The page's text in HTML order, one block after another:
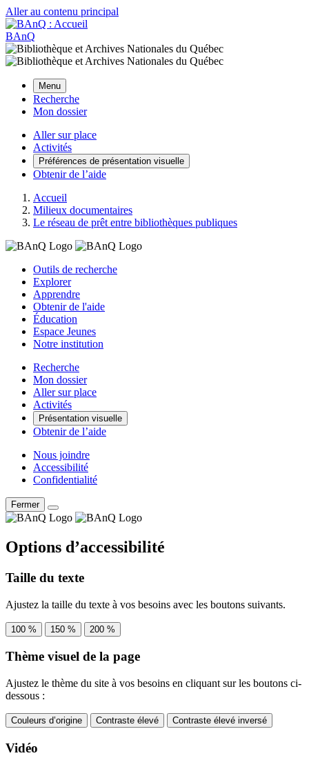
Aller au contenu principal
BAnQ
Menu
Recherche
Mon dossier
Aller sur place
Activités
Préférences de présentation visuelle
Obtenir de l’aide
Accueil
Milieux documentaires
Le réseau de prêt entre bibliothèques publiques
Outils de recherche
Explorer
Apprendre
Obtenir de l'aide
Éducation
Espace Jeunes
Notre institution
Recherche
Mon dossier
Aller sur place
Activités
Présentation visuelle
Obtenir de l’aide
Nous joindre
Accessibilité
Confidentialité
Fermer
Options d’accessibilité
Taille du texte
Ajustez la taille du texte à vos besoins avec les boutons suivants.
100 % 150 % 200 %
Thème visuel de la page
Ajustez le thème du site à vos besoins en cliquant sur les boutons ci-
dessous :
Couleurs d’origine Contraste élevé Contraste élevé inversé
Vidéo